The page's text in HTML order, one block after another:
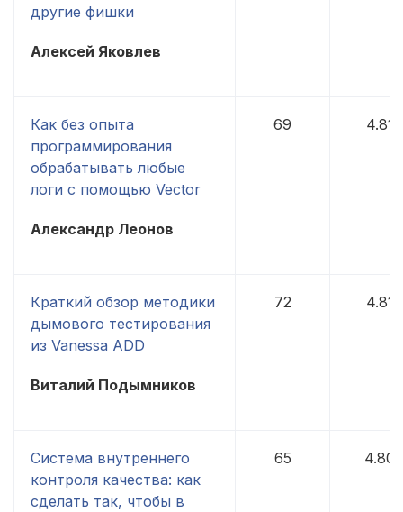
другие фишки
Алексей Яковлев
Как без опыта
программирования
обрабатывать любые
логи с помощью Vector
Александр Леонов
69 4.81
Краткий обзор методики
дымового тестирования
из Vanessa ADD
Виталий Подымников
72 4.81
Система внутреннего
контроля качества: как
сделать так, чтобы в
65 4.80